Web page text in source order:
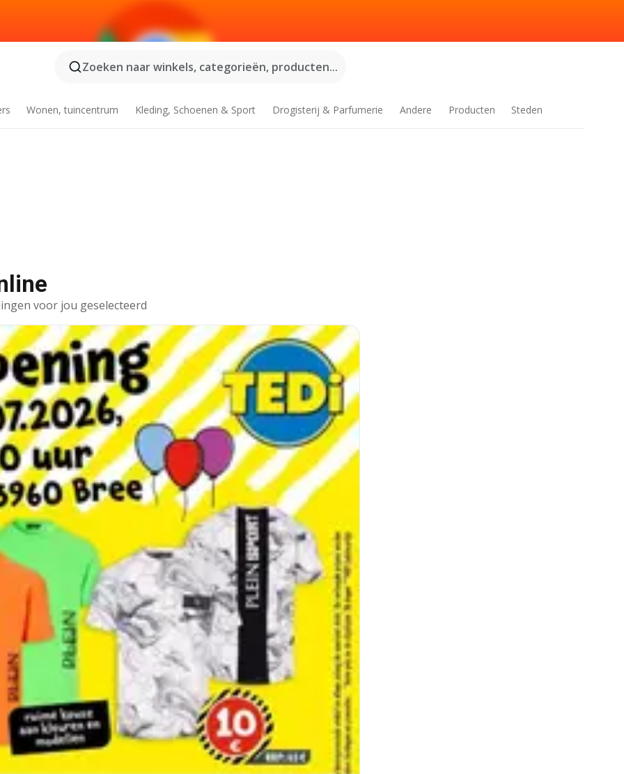
Zoeken naar winkels, categorieën, producten...
Wonen, tuincentrum Kleding, Schoenen & Sport Drogisterij & Parfumerie Andere Producten Steden
voor jou geselecteerd